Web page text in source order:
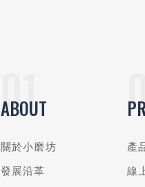
ABOUT
關於小磨坊
發展沿革
產
線